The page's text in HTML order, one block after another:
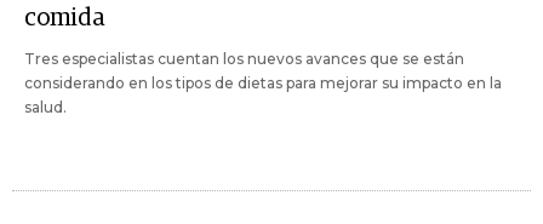
comida
Tres especialistas cuentan los nuevos avances que se están
considerando en los tipos de dietas para mejorar su impacto en la
salud.